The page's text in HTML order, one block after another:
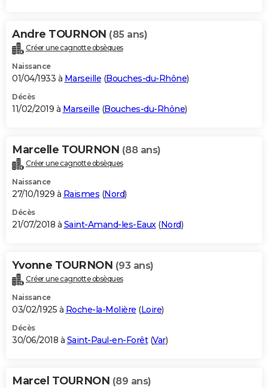
Andre TOURNON (85 ans)
Créer une cagnotte obsèques
Naissance
01/04/1933 à Marseille (Bouches-du-Rhône)
Décès
11/02/2019 à Marseille (Bouches-du-Rhône)
Marcelle TOURNON (88 ans)
Créer une cagnotte obsèques
Naissance
27/10/1929 à Raismes (Nord)
Décès
21/07/2018 à Saint-Amand-les-Eaux(Nord)
Yvonne TOURNON (93 ans)
Créer une cagnotte obsèques
Naissance
03/02/1925 à Roche-la-Molière (Loire)
Décès
30/06/2018 à Saint-Paul-en-Forêt(Var)
Marcel TOURNON (89 ans)